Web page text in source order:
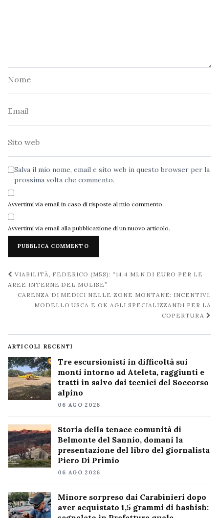
Salva il mio nome, email e sito web in questo browser per la
prossima volta che commento.
Avvertimi via email in caso di risposte al mio commento.
Avvertimi via email alla pubblicazione di un nuovo articolo.
Navigazione
post
VIABILITÀ, FEDERICO (M5S): “14,4 MLN DI EURO PER LE
AREE INTERNE DEL MOLISE”
CARENZA DI MEDICI NELLE ZONE MONTANE: INCENTIVI,
MODELLO USCA E OK AGLI SPECIALIZZANDI PER LA
COPERTURA
ARTICOLI RECENTI
Tre escursionisti in difficoltà sui
monti intorno ad Ateleta, raggiunti e
tratti in salvo dai tecnici del Soccorso
alpino
06 AGO 2026
Storia della tenace comunità di
Belmonte del Sannio, domani la
presentazione del libro del giornalista
Piero Di Primio
06 AGO 2026
Minore sorpreso dai Carabinieri dopo
aver acquistato 1,5 grammi di hashish: